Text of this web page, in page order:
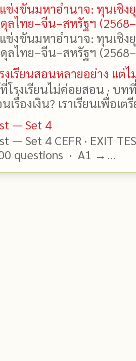
ข่งขันมหาอำนาจ: ทุนเชิง
ลไทย–จีน–สหรัฐฯ
ข่งขันมหาอำนาจ: ทุนเชิง
ลไทย–จีน–สหรัฐฯ
งเรียนสอนหลายอย่าง แต่ไ
โรงเรียนไม่ค่อยสอน · บ
เรื่องเงิน? เราเรียนเพื่อเต
— Set 4
— Set 4 CEFR · EXIT
questions · A1 →...